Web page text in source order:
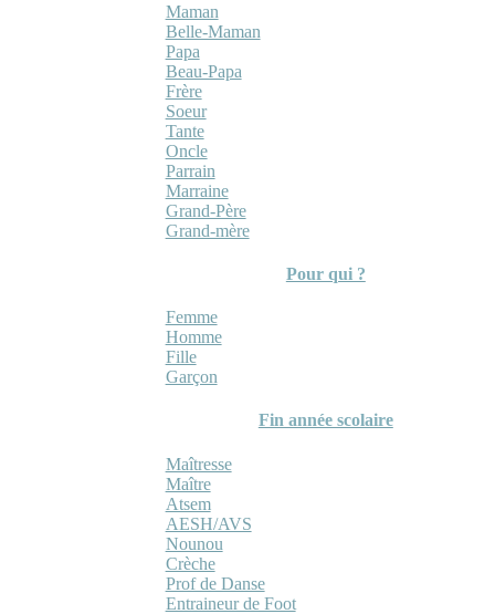
Maman
Belle-Maman
Papa
Beau-Papa
Frère
Soeur
Tante
Oncle
Parrain
Marraine
Grand-Père
Grand-mère
Pour qui ?
Femme
Homme
Fille
Garçon
Fin année scolaire
Maîtresse
Maître
Atsem
AESH/AVS
Nounou
Crèche
Prof de Danse
Entraineur de Foot